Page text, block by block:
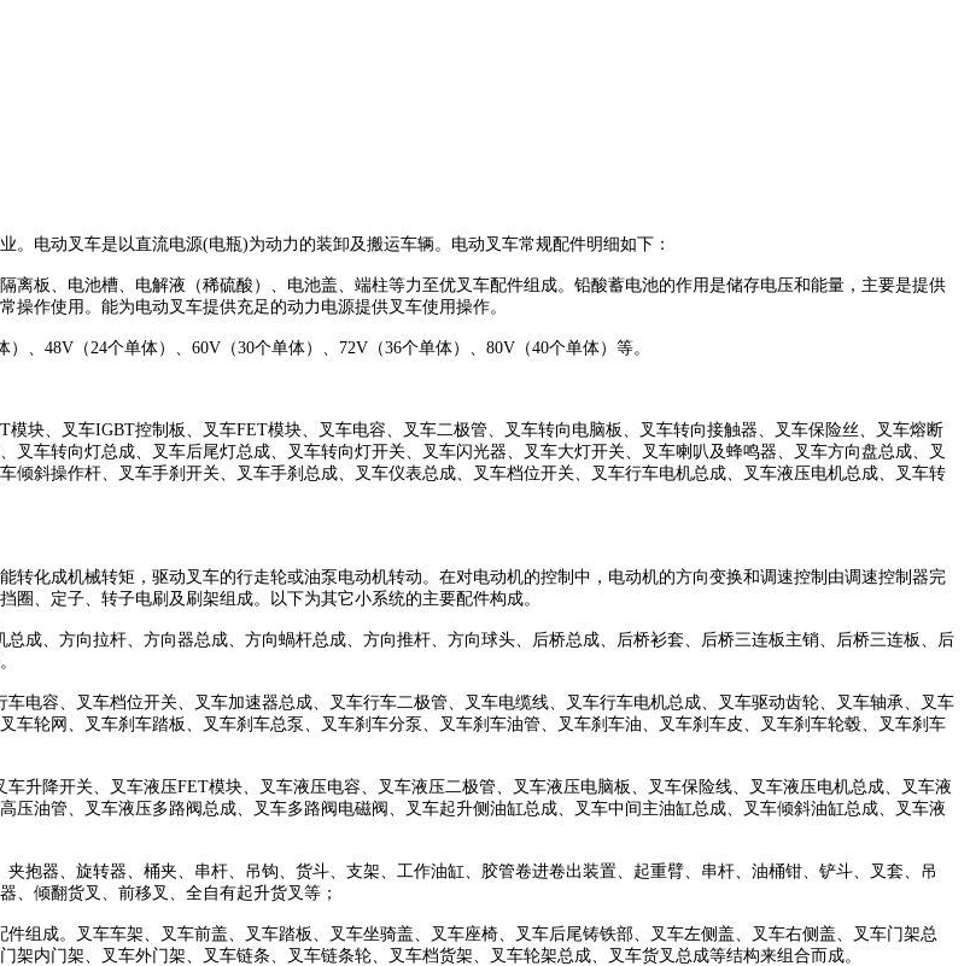
电动叉车是以直流电源(电瓶)为动力的装卸及搬运车辆。电动叉车常规配件明细如下：
板、电池槽、电解液（稀硫酸）、电池盖、端柱等力至优叉车配件组成。铅酸蓄电池的作用是储存电压和能量，主要是提供
作使用。能为电动叉车提供充足的动力电源提供叉车使用操作。
、48V（24个单体）、60V（30个单体）、72V（36个单体）、80V（40个单体）等。
块、叉车IGBT控制板、叉车FET模块、叉车电容、叉车二极管、叉车转向电脑板、叉车转向接触器、叉车保险丝、叉车熔断
车转向灯总成、叉车后尾灯总成、叉车转向灯开关、叉车闪光器、叉车大灯开关、叉车喇叭及蜂鸣器、叉车方向盘总成、叉
斜操作杆、叉车手刹开关、叉车手刹总成、叉车仪表总成、叉车档位开关、叉车行车电机总成、叉车液压电机总成、叉车转
化成机械转矩，驱动叉车的行走轮或油泵电动机转动。在对电动机的控制中，电动机的方向变换和调速控制由调速控制器完
、定子、转子电刷及刷架组成。以下为其它小系统的主要配件构成。
成、方向拉杆、方向器总成、方向蝸杆总成、方向推杆、方向球头、后桥总成、后桥衫套、后桥三连板主销、后桥三连板、后
电容、叉车档位开关、叉车加速器总成、叉车行车二极管、叉车电缆线、叉车行车电机总成、叉车驱动齿轮、叉车轴承、叉车
轮网、叉车刹车踏板、叉车刹车总泵、叉车刹车分泵、叉车刹车油管、叉车刹车油、叉车刹车皮、叉车刹车轮毂、叉车刹车
升降开关、叉车液压FET模块、叉车液压电容、叉车液压二极管、叉车液压电脑板、叉车保险线、叉车液压电机总成、叉车液
油管、叉车液压多路阀总成、叉车多路阀电磁阀、叉车起升侧油缸总成、叉车中间主油缸总成、叉车倾斜油缸总成、叉车液
抱器、旋转器、桶夹、串杆、吊钩、货斗、支架、工作油缸、胶管卷进卷出装置、起重臂、串杆、油桶钳、铲斗、叉套、吊
、倾翻货叉、前移叉、全自有起升货叉等；
组成。叉车车架、叉车前盖、叉车踏板、叉车坐骑盖、叉车座椅、叉车后尾铸铁部、叉车左侧盖、叉车右侧盖、叉车门架总
内门架、叉车外门架、叉车链条、叉车链条轮、叉车档货架、叉车轮架总成、叉车货叉总成等结构来组合而成。